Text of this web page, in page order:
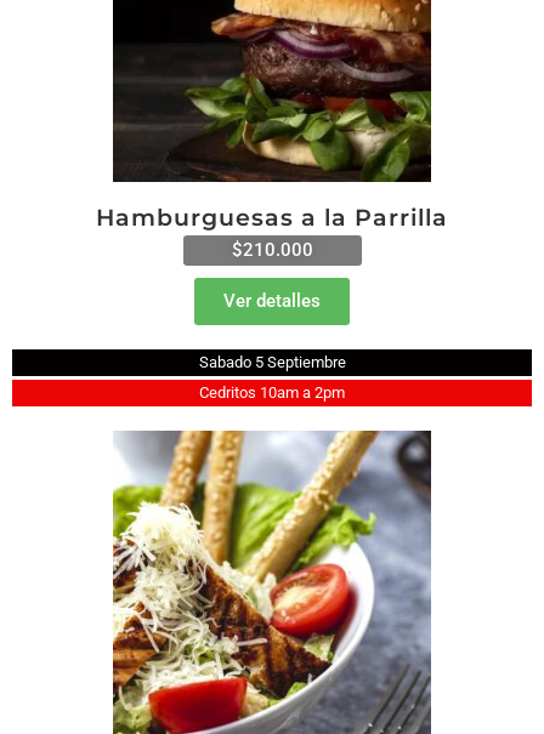
Hamburguesas a la Parrilla
$210.000
Ver detalles
Sabado 5 Septiembre
Cedritos 10am a 2pm